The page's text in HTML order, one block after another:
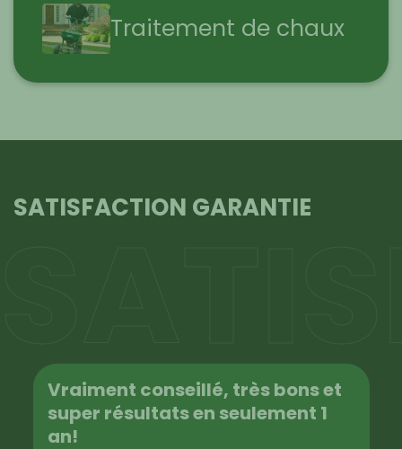
Traitement de chaux
SATISFACTION GARANTIE
Vraiment conseillé, très bons et
super résultats en seulement 1
an!